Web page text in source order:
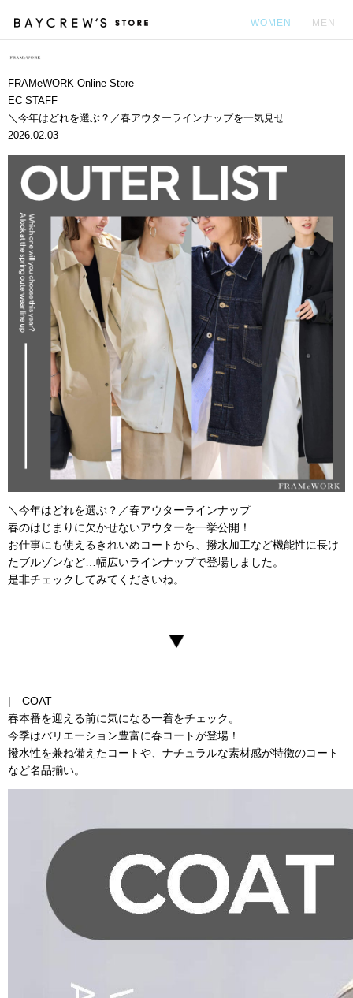
WOMEN MEN
FRAMeWORK Online Store
EC STAFF
＼今年はどれを選ぶ？／春アウターラインナップを一気見せ
2026.02.03
＼今年はどれを選ぶ？／春アウターラインナップ
春のはじまりに欠かせないアウターを一挙公開！
お仕事にも使えるきれいめコートから、撥水加工など機能性に長け
たブルゾンなど…幅広いラインナップで登場しました。
是非チェックしてみてくださいね。
| COAT
春本番を迎える前に気になる一着をチェック。
今季はバリエーション豊富に春コートが登場！
撥水性を兼ね備えたコートや、ナチュラルな素材感が特徴のコート
など名品揃い。